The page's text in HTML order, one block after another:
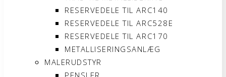
RESERVEDELE TIL ARC140
RESERVEDELE TIL ARC528E
RESERVEDELE TIL ARC170
METALLISERINGSANLÆG
MALERUDSTYR
PENSLER